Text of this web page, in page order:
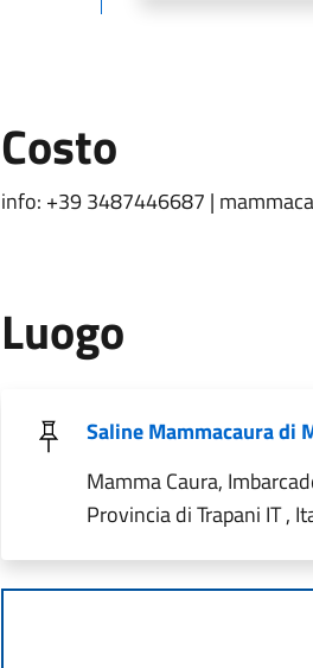
Costo
info: +39 3487446687 |
Luogo
Saline Mammacaura di
Mamma Caura,
Provincia di Trapani IT ,